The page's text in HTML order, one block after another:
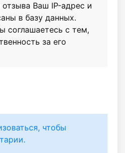
Ваш IP-адрес и
в базу данных.
соглашаетесь с тем,
за его
чтобы